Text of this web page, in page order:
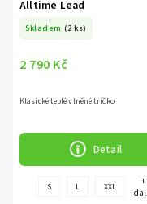
Alltime Lead
Skladem (2 ks)
2 790 Kč
Detail
Klasické teplé vlněné tričko
S L XXL
+